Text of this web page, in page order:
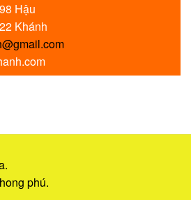
Hậu
Khánh
phú.